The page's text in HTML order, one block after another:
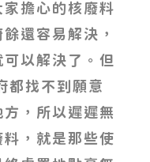
擔心的核廢料
還容易解決，
以解決了。但
都找不到願意
，所以遲遲無
，就是那些使